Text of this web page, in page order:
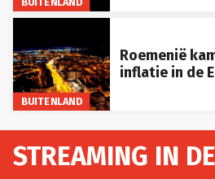
BUITENLAND
Roemenië
inflatie in de
STREAMING IN